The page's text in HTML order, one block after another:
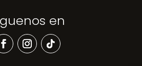
en